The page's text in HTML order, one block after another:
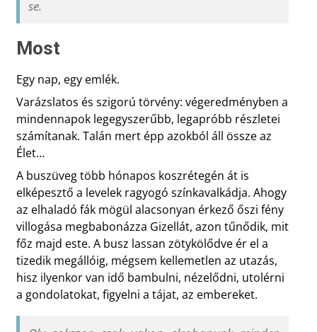
se.
Most
Egy nap, egy emlék.
Varázslatos és szigorú törvény: végeredményben a
mindennapok legegyszerűbb, legapróbb részletei
számítanak. Talán mert épp azokból áll össze az
Élet…
A buszüveg több hónapos koszrétegén át is
elképesztő a levelek ragyogó színkavalkádja. Ahogy
az elhaladó fák mögül alacsonyan érkező őszi fény
villogása megbabonázza Gizellát, azon tűnődik, mit
főz majd este. A busz lassan zötykölődve ér el a
tizedik megállóig, mégsem kellemetlen az utazás,
hisz ilyenkor van idő bambulni, nézelődni, utolérni
a gondolatokat, figyelni a tájat, az embereket.